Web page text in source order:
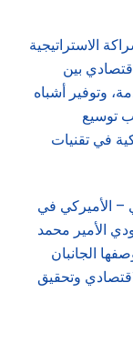
الاستراتيجية
بين
وتوفير أشباه
توسيع
في تقنيات
– الأميركي في
الأمير محمد
الجانبان
وتحقيق